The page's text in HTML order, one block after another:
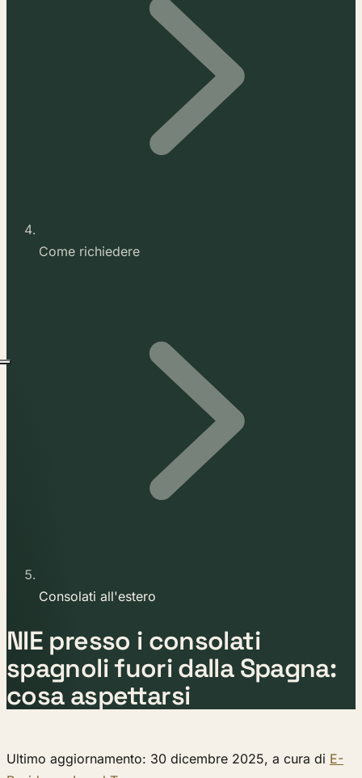
Come richiedere
Consolati all'estero
NIE presso i consolati
spagnoli fuori dalla Spagna:
cosa aspettarsi
Ultimo aggiornamento: 30 dicembre 2025, a cura di E-